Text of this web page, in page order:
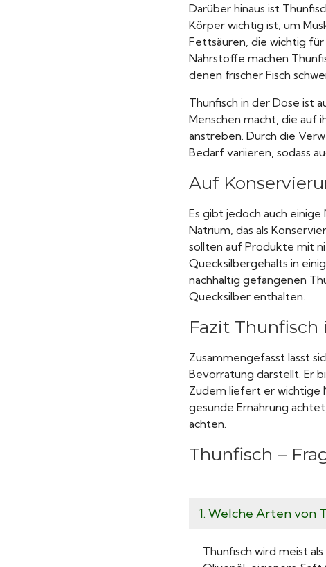
Darüber hinaus ist
Körper wichtig ist, um
Fettsäuren, die wichtig für
Nährstoffe machen
denen frischer Fisch
Thunfisch in der Dose ist
Menschen macht, die auf
anstreben. Durch die
Bedarf variieren, sodass
Auf
Es gibt jedoch auch
Natrium, das als
sollten auf Produkte mit
Quecksilbergehalts in
nachhaltig gefangenen
Quecksilber enthalten.
Fazit Thunfisch
Zusammengefasst lässt
Bevorratung darstellt. Er
Zudem liefert er wichtige
gesunde Ernährung
achten.
Thunfisch –
1. Welche Arten von
Thunfisch wird meist als